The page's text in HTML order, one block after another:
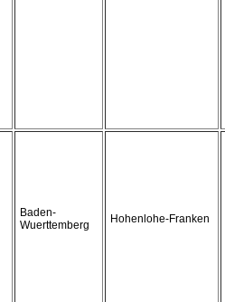
Baden-
Wuerttemberg
Hohenlohe-Franken